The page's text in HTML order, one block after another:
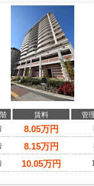
賃料 管
8.05万円
8.15万円
10.05万円